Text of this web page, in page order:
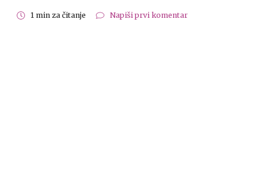
1 min za čitanje Napiši prvi komentar